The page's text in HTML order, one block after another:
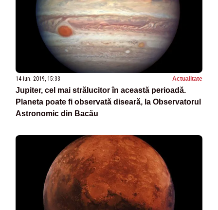
14 iun. 2019, 15:33 Actualitate
Jupiter, cel mai strălucitor în această perioadă.
Planeta poate fi observată diseară, la Observatorul
Astronomic din Bacău